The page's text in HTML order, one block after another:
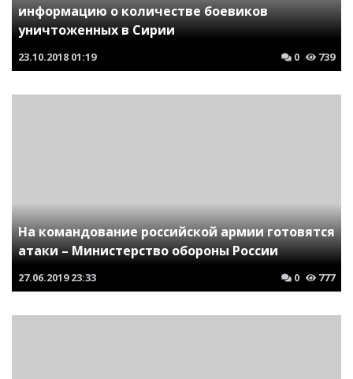
информацию о количестве боевиков
уничтоженных в Сирии
23.10.2018 01:19 0 739
На командование российской армии готовятся
атаки – Министерство обороны России
27.06.2019 23:33 0 777